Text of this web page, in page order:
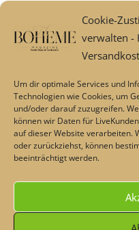
Cookie-
verwalten -
Um dir optimale Services und
Technologien wie Cookies, um
und/oder darauf zuzugreifen.
können wir Daten für
auf dieser Website verarbeiten.
oder zurückziehst, können
beeinträchtigt werden.
Versand
Echtheit